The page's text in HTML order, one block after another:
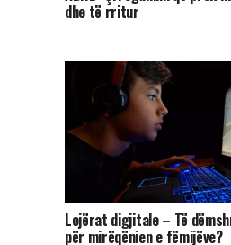
dhe të rritur
Lojërat digjitale – Të
për mirëqënien e fëmijëve?